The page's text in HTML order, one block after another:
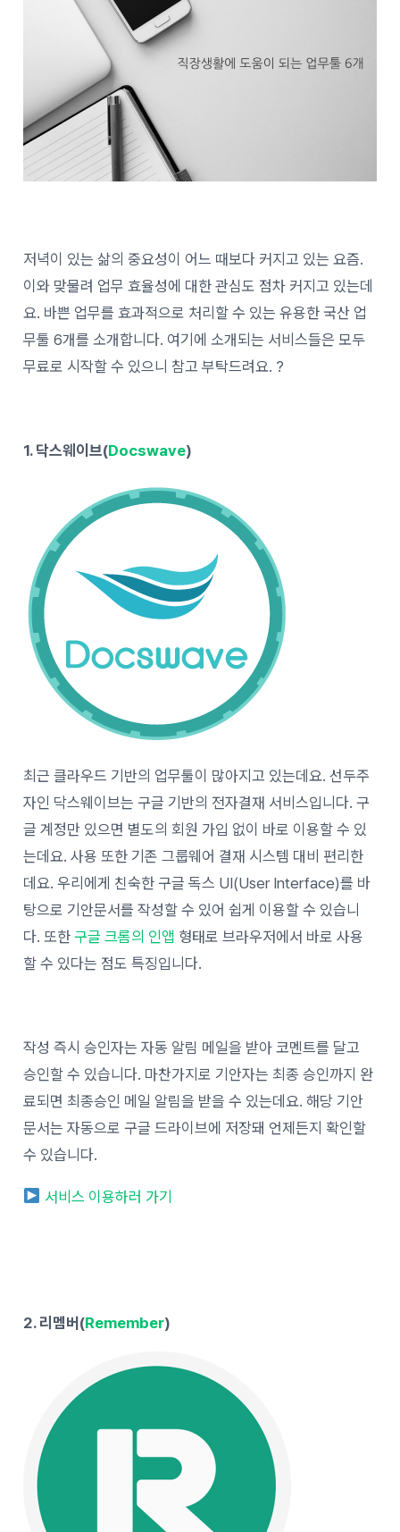
저녁이 있는 삶의 중요성이 어느 때보다 커지고 있는 요즘.
이와 맞물려 업무 효율성에 대한 관심도 점차 커지고 있는데
요. 바쁜 업무를 효과적으로 처리할 수 있는 유용한 국산 업
무툴 6개를 소개합니다. 여기에 소개되는 서비스들은 모두
무료로 시작할 수 있으니 참고 부탁드려요. ?
1. 닥스웨이브(Docswave)
최근 클라우드 기반의 업무툴이 많아지고 있는데요. 선두주
자인 닥스웨이브는 구글 기반의 전자결재 서비스입니다. 구
글 계정만 있으면 별도의 회원 가입 없이 바로 이용할 수 있
는데요. 사용 또한 기존 그룹웨어 결재 시스템 대비 편리한
데요. 우리에게 친숙한 구글 독스 UI(User Interface)를 바
탕으로 기안문서를 작성할 수 있어 쉽게 이용할 수 있습니
다. 또한구글 크롬의 인앱 형태로 브라우저에서 바로 사용
할 수 있다는 점도 특징입니다.
작성 즉시 승인자는 자동 알림 메일을 받아 코멘트를 달고
승인할 수 있습니다. 마찬가지로 기안자는 최종 승인까지 완
료되면 최종승인 메일 알림을 받을 수 있는데요. 해당 기안
문서는 자동으로 구글 드라이브에 저장돼 언제든지 확인할
수 있습니다.
서비스 이용하러 가기
2. 리멤버(Remember)